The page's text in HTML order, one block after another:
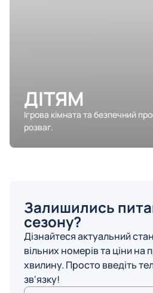
ДІТЯМ
Ігрова кімната та безпечний
розваг.
Залишились
сезону?
Дізнайтеся актуальний
вільних номерів та ціни на
хвилину. Просто введіть
зв'язку!